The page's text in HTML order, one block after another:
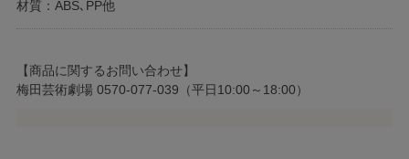
材質：ABS､PP他
【商品に関するお問い合わせ】
梅田芸術劇場 0570-077-039（平日10:00～18:00）